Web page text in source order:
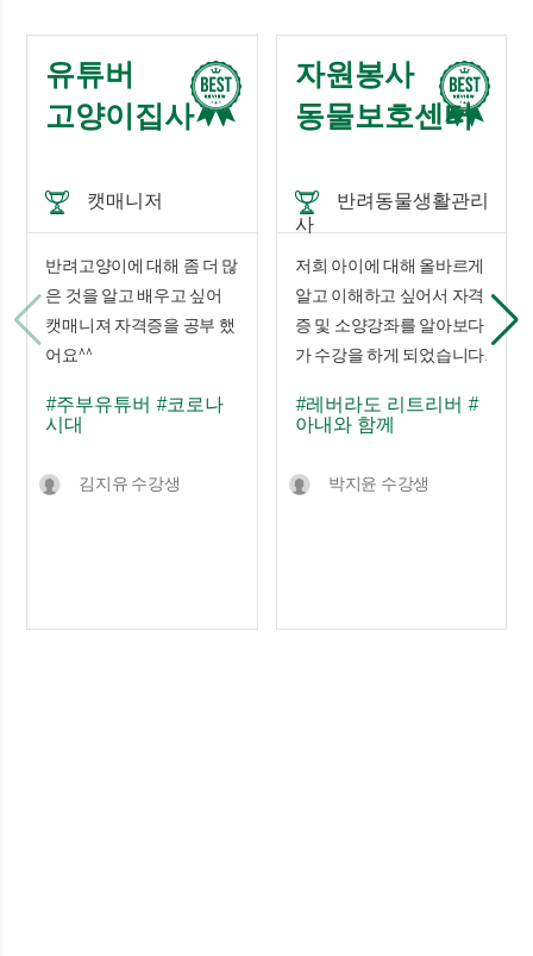
유튜버
고양이집사
캣매니저
반려고양이에 대해 좀 더 많
은 것을 알고 배우고 싶어
캣매니져 자격증을 공부 했
어요^^
#주부유튜버 #코로나
시대
김지유 수강생
자원봉사
동물보호센터
반려동물생활관리
사
저희 아이에 대해 올바르게
알고 이해하고 싶어서 자격
증 및 소양강좌를 알아보다
가 수강을 하게 되었습니다.
#레버라도 리트리버 #
아내와 함께
박지윤 수강생